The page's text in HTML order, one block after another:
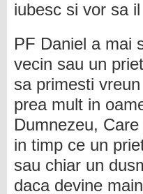
iubesc si vor sa
PF Daniel a mai
vecin sau un
sa primesti
prea mult in
Dumnezeu,
in timp ce un
sau chiar un
daca devine